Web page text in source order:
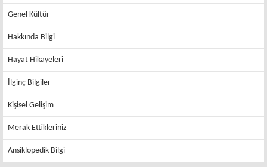
Genel Kültür
Hakkında Bilgi
Hayat Hikayeleri
İlginç Bilgiler
Kişisel Gelişim
Merak Ettikleriniz
Ansiklopedik Bilgi